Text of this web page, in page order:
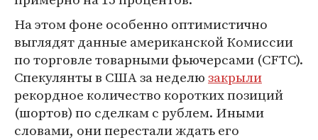
На этом фоне особенно оптимистично
выглядят данные американской Комиссии
по торговле товарными фьючерсами (CFTC).
Спекулянты в США за неделюзакрыли
рекордное количество коротких позиций
(шортов) по сделкам с рублем. Иными
словами, они перестали ждать его